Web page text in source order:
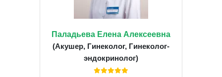
Паладьева Елена Алексеевна
(Акушер, Гинеколог, Гинеколог-
эндокринолог)